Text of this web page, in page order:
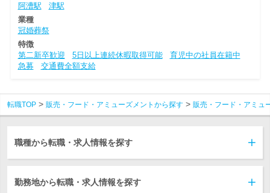
阿漕駅
津駅
業種
冠婚葬祭
特徴
第二新卒歓迎
5日以上連続休暇取得可能
育児中の社員在籍中
急募
交通費全額支給
転職TOP 販売・フード・アミューズメントから探す 販売・フード・アミュ
職種から転職・求人情報を探す
勤務地から転職・求人情報を探す